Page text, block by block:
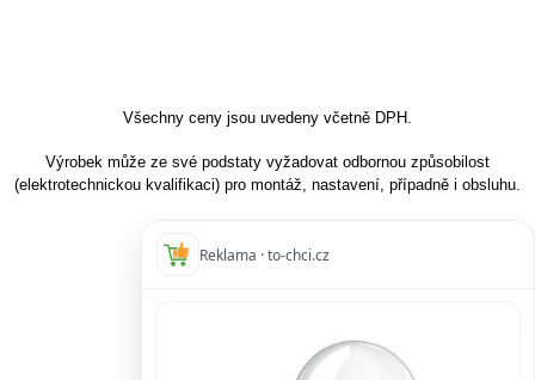
Všechny ceny jsou uvedeny včetně DPH.
Výrobek může ze své podstaty vyžadovat odbornou způsobilost
(elektrotechnickou kvalifikaci) pro montáž, nastavení, případně i obsluhu.
Reklama · to-chci.cz